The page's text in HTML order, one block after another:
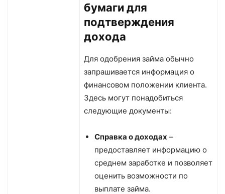
бумаги для
подтверждения
дохода
Для одобрения займа обычно
запрашивается информация о
финансовом положении клиента.
Здесь могут понадобиться
следующие документы:
Справка о доходах –
предоставляет информацию о
среднем заработке и позволяет
оценить возможности по
выплате займа.